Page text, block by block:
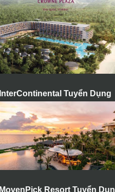
InterContinental Tuyển Dụng
MovenPick Resort Tuyển